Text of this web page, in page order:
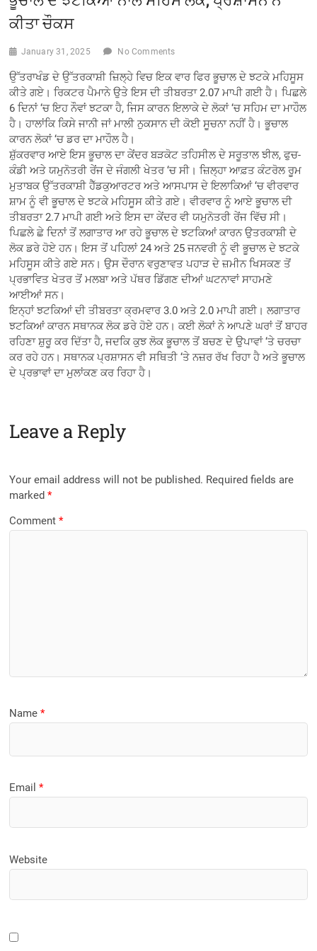
ਕੀਤਾ ਚੌਕਸ
January 31, 2025 No Comments
ਉੱਤਰਾਖੰਡ ਦੇ ਉੱਤਰਕਾਸ਼ੀ ਜ਼ਿਲ੍ਹੇ ਵਿਚ ਇਕ ਵਾਰ ਫਿਰ ਭੂਚਾਲ ਦੇ ਝਟਕੇ ਮਹਿਸੂਸ
ਕੀਤੇ ਗਏ। ਰਿਕਟਰ ਪੈਮਾਨੇ ਉਤੇ ਇਸ ਦੀ ਤੀਬਰਤਾ 2.07 ਮਾਪੀ ਗਈ ਹੈ। ਪਿਛਲੇ
6 ਦਿਨਾਂ ‘ਚ ਇਹ ਨੌਵਾਂ ਝਟਕਾ ਹੈ, ਜਿਸ ਕਾਰਨ ਇਲਾਕੇ ਦੇ ਲੋਕਾਂ ‘ਚ ਸਹਿਮ ਦਾ ਮਾਹੌਲ
ਹੈ। ਹਾਲਾਂਕਿ ਕਿਸੇ ਜਾਨੀ ਜਾਂ ਮਾਲੀ ਨੁਕਸਾਨ ਦੀ ਕੋਈ ਸੂਚਨਾ ਨਹੀਂ ਹੈ। ਭੂਚਾਲ
ਕਾਰਨ ਲੋਕਾਂ ‘ਚ ਡਰ ਦਾ ਮਾਹੌਲ ਹੈ।
ਸ਼ੁੱਕਰਵਾਰ ਆਏ ਇਸ ਭੂਚਾਲ ਦਾ ਕੇਂਦਰ ਬੜਕੋਟ ਤਹਿਸੀਲ ਦੇ ਸਰੂਤਾਲ ਝੀਲ, ਫੁਚ-
ਕੰਡੀ ਅਤੇ ਯਮੁਨੋਤਰੀ ਰੇਂਜ ਦੇ ਜੰਗਲੀ ਖੇਤਰ ‘ਚ ਸੀ। ਜ਼ਿਲ੍ਹਾ ਆਫ਼ਤ ਕੰਟਰੋਲ ਰੂਮ
ਮੁਤਾਬਕ ਉੱਤਰਕਾਸ਼ੀ ਹੈੱਡਕੁਆਰਟਰ ਅਤੇ ਆਸਪਾਸ ਦੇ ਇਲਾਕਿਆਂ ‘ਚ ਵੀਰਵਾਰ
ਸ਼ਾਮ ਨੂੰ ਵੀ ਭੂਚਾਲ ਦੇ ਝਟਕੇ ਮਹਿਸੂਸ ਕੀਤੇ ਗਏ। ਵੀਰਵਾਰ ਨੂੰ ਆਏ ਭੂਚਾਲ ਦੀ
ਤੀਬਰਤਾ 2.7 ਮਾਪੀ ਗਈ ਅਤੇ ਇਸ ਦਾ ਕੇਂਦਰ ਵੀ ਯਮੁਨੋਤਰੀ ਰੇਂਜ ਵਿੱਚ ਸੀ।
ਪਿਛਲੇ ਛੇ ਦਿਨਾਂ ਤੋਂ ਲਗਾਤਾਰ ਆ ਰਹੇ ਭੂਚਾਲ ਦੇ ਝਟਕਿਆਂ ਕਾਰਨ ਉਤਰਕਾਸ਼ੀ ਦੇ
ਲੋਕ ਡਰੇ ਹੋਏ ਹਨ। ਇਸ ਤੋਂ ਪਹਿਲਾਂ 24 ਅਤੇ 25 ਜਨਵਰੀ ਨੂੰ ਵੀ ਭੂਚਾਲ ਦੇ ਝਟਕੇ
ਮਹਿਸੂਸ ਕੀਤੇ ਗਏ ਸਨ। ਉਸ ਦੌਰਾਨ ਵਰੁਣਾਵਤ ਪਹਾੜ ਦੇ ਜ਼ਮੀਨ ਖਿਸਕਣ ਤੋਂ
ਪ੍ਰਭਾਵਿਤ ਖੇਤਰ ਤੋਂ ਮਲਬਾ ਅਤੇ ਪੱਥਰ ਡਿੱਗਣ ਦੀਆਂ ਘਟਨਾਵਾਂ ਸਾਹਮਣੇ
ਆਈਆਂ ਸਨ।
ਇਨ੍ਹਾਂ ਝਟਕਿਆਂ ਦੀ ਤੀਬਰਤਾ ਕ੍ਰਮਵਾਰ 3.0 ਅਤੇ 2.0 ਮਾਪੀ ਗਈ। ਲਗਾਤਾਰ
ਝਟਕਿਆਂ ਕਾਰਨ ਸਥਾਨਕ ਲੋਕ ਡਰੇ ਹੋਏ ਹਨ। ਕਈ ਲੋਕਾਂ ਨੇ ਆਪਣੇ ਘਰਾਂ ਤੋਂ ਬਾਹਰ
ਰਹਿਣਾ ਸ਼ੁਰੂ ਕਰ ਦਿੱਤਾ ਹੈ, ਜਦਕਿ ਕੁਝ ਲੋਕ ਭੂਚਾਲ ਤੋਂ ਬਚਣ ਦੇ ਉਪਾਵਾਂ ‘ਤੇ ਚਰਚਾ
ਕਰ ਰਹੇ ਹਨ। ਸਥਾਨਕ ਪ੍ਰਸ਼ਾਸਨ ਵੀ ਸਥਿਤੀ ‘ਤੇ ਨਜ਼ਰ ਰੱਖ ਰਿਹਾ ਹੈ ਅਤੇ ਭੂਚਾਲ
ਦੇ ਪ੍ਰਭਾਵਾਂ ਦਾ ਮੁਲਾਂਕਣ ਕਰ ਰਿਹਾ ਹੈ।
Leave a Reply
Your email address will not be published. Required fields are
marked*
Comment*
Name*
Email*
Website